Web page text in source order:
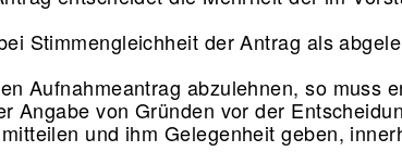
Stimmengleichheit der Antrag als
Aufnahmeantrag abzulehnen, so muss
Angabe von Gründen vor der
und ihm Gelegenheit geben,